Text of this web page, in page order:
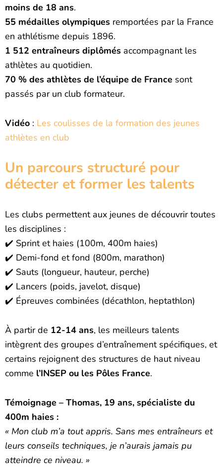
moins de 18 ans.
55 médailles olympiques remportées par la France
en athlétisme depuis 1896.
1 512 entraîneurs diplômés accompagnant les
athlètes au quotidien.
70 % des athlètes de l’équipe de France sont
passés par un club formateur.
Vidéo : Les coulisses de la formation des jeunes
athlètes en club
Un parcours structuré pour
détecter et former les talents
Les clubs permettent aux jeunes de découvrir toutes
les disciplines :
✔️ Sprint et haies (100m, 400m haies)
✔️ Demi-fond et fond (800m, marathon)
✔️ Sauts (longueur, hauteur, perche)
✔️ Lancers (poids, javelot, disque)
✔️ Épreuves combinées (décathlon, heptathlon)
À partir de 12-14 ans, les meilleurs talents
intègrent des groupes d’entraînement spécifiques, et
certains rejoignent des structures de haut niveau
comme l’INSEP ou les Pôles France.
Témoignage – Thomas, 19 ans, spécialiste du
400m haies :
« Mon club m’a tout appris. Sans mes entraîneurs et
leurs conseils techniques, je n’aurais jamais pu
atteindre ce niveau. »